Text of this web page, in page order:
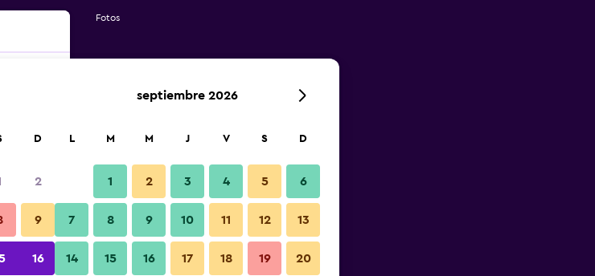
noche
Fotos
D
2
9
16
septiembre 2026
L M M J V S D
1 2 3 4 5 6
7 8 9 10 11 12 13
14 15 16 17 18 19 20